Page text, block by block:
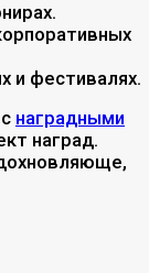
и фестивалях.
наградными
наград.